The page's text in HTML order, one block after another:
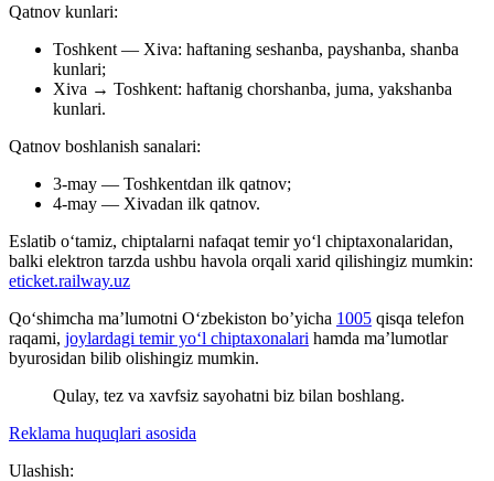
Qatnov kunlari:
Toshkent — Xiva: haftaning seshanba, payshanba, shanba
kunlari;
Xiva → Toshkent: haftanig chorshanba, juma, yakshanba
kunlari.
Qatnov boshlanish sanalari:
3-may — Toshkentdan ilk qatnov;
4-may — Xivadan ilk qatnov.
Eslatib o‘tamiz, chiptalarni nafaqat temir yo‘l chiptaxonalaridan,
balki elektron tarzda ushbu havola orqali xarid qilishingiz mumkin:
eticket.railway.uz
Qo‘shimcha ma’lumotni O‘zbekiston bo’yicha 1005 qisqa telefon
raqami, joylardagi temir yo‘l chiptaxonalari hamda ma’lumotlar
byurosidan bilib olishingiz mumkin.
Qulay, tez va xavfsiz sayohatni biz bilan boshlang.
Reklama huquqlari asosida
Ulashish: